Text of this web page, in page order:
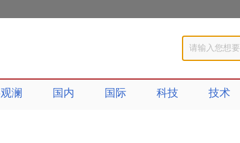
澜 国内 国际 科技 技术